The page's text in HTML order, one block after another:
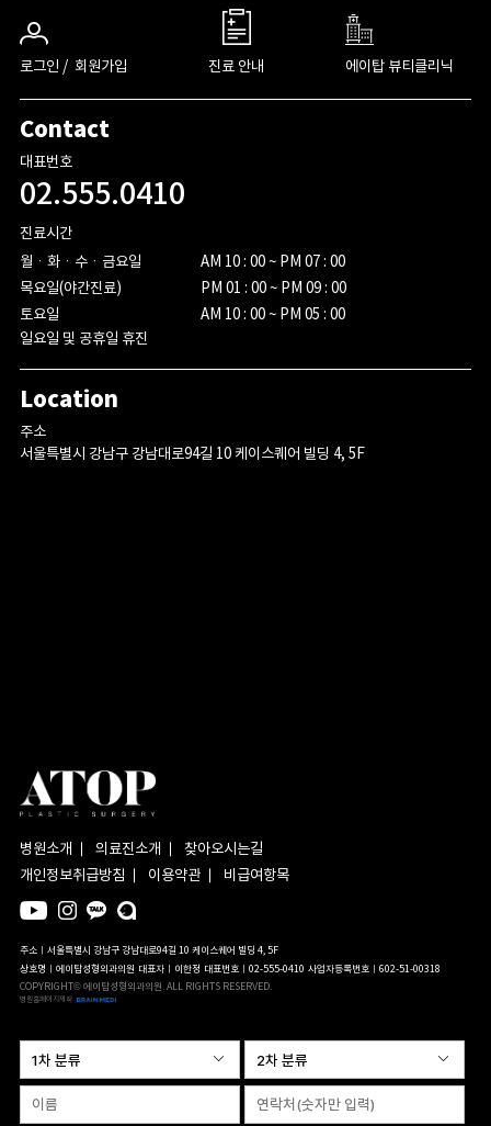
로그인 / 회원가입 진료 안내 에이탑 뷰티클리닉
Contact
대표번호
02.555.0410
진료시간
월ㆍ화ㆍ수ㆍ금요일
목요일(야간진료)
토요일
AM 10 : 00 ~ PM 07 : 00
PM 01 : 00 ~ PM 09 : 00
AM 10 : 00 ~ PM 05 : 00
일요일 및 공휴일 휴진
Location
주소
서울특별시 강남구 강남대로94길 10 케이스퀘어 빌딩 4, 5F
병원소개 의료진소개
찾아오시는길
개인정보취급방침
이용약관 비급여항목
주소ㅣ서울특별시 강남구 강남대로94길 10 케이스퀘어 빌딩 4, 5F
상호명ㅣ에이탑성형외과의원 대표자ㅣ이한정 대표번호ㅣ02-555-0410 사업자등록번호ㅣ602-51-00318
COPYRIGHT© 에이탑성형외과의원. ALL RIGHTS RESERVED.
병원홈페이지제작